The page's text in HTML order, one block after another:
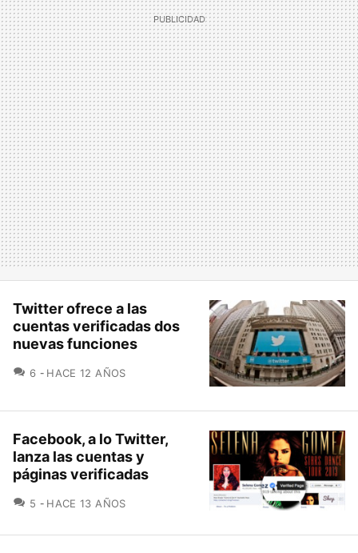
Twitter ofrece a las
cuentas verificadas dos
nuevas funciones
6 COMENTARIOS
HACE 12 AÑOS
Facebook, a lo Twitter,
lanza las cuentas y
páginas verificadas
5 COMENTARIOS
HACE 13 AÑOS